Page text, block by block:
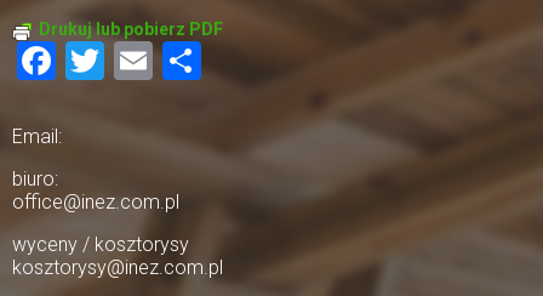
Drukuj lub pobierz PDF
Facebook
Twitter
Email
Share
Email:
biuro:
office@inez.com.pl
wyceny / kosztorysy
kosztorysy@inez.com.pl